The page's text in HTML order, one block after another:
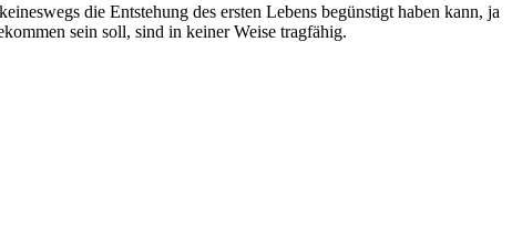
die Entstehung des ersten Lebens begünstigt haben kann, ja
sein soll, sind in keiner Weise tragfähig.